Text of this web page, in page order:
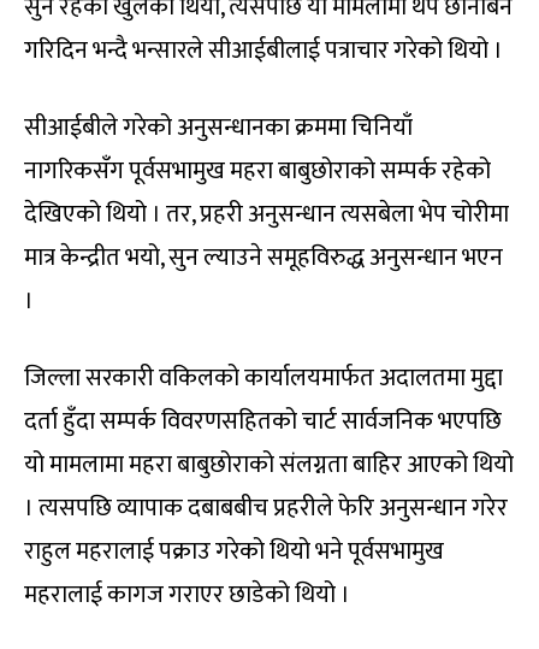
गरिदिन भन्दै भन्सारले सीआईबीलाई पत्राचार गरेको थियो ।
सीआईबीले गरेको अनुसन्धानका क्रममा चिनियाँ
नागरिकसँग पूर्वसभामुख महरा बाबुछोराको सम्पर्क रहेको
देखिएको थियो । तर, प्रहरी अनुसन्धान त्यसबेला भेप चोरीमा
मात्र केन्द्रीत भयो, सुन ल्याउने समूहविरुद्ध अनुसन्धान भएन
।
जिल्ला सरकारी वकिलको कार्यालयमार्फत अदालतमा मुद्दा
दर्ता हुँदा सम्पर्क विवरणसहितको चार्ट सार्वजनिक भएपछि
यो मामलामा महरा बाबुछोराको संलग्नता बाहिर आएको थियो
। त्यसपछि व्यापाक दबाबबीच प्रहरीले फेरि अनुसन्धान गरेर
राहुल महरालाई पक्राउ गरेको थियो भने पूर्वसभामुख
महरालाई कागज गराएर छाडेको थियो ।